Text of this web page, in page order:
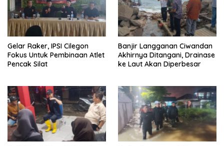
Gelar Raker, IPSI Cilegon
Fokus Untuk Pembinaan Atlet
Pencak Silat
Banjir Langganan Ciwandan
Akhirnya Ditangani, Drainase
ke Laut Akan Diperbesar